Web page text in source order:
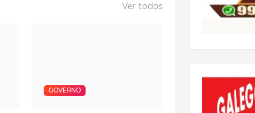
Ver todos
GOVERNO